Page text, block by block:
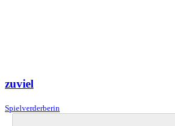
zuviel
Spielverderberin